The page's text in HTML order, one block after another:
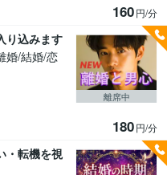
160円/分
り込みます
婚/結婚/恋
180円/分
離席中
・転機を視